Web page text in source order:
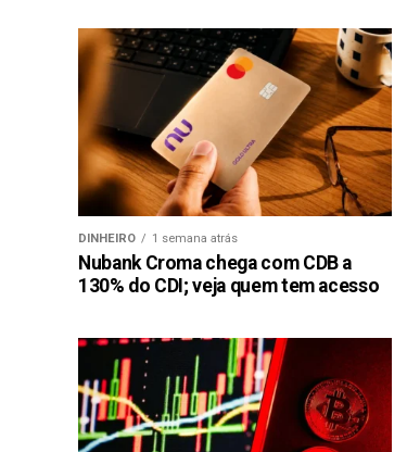
DINHEIRO 1 semana atrás
Nubank Croma chega com CDB a
130% do CDI; veja quem tem acesso